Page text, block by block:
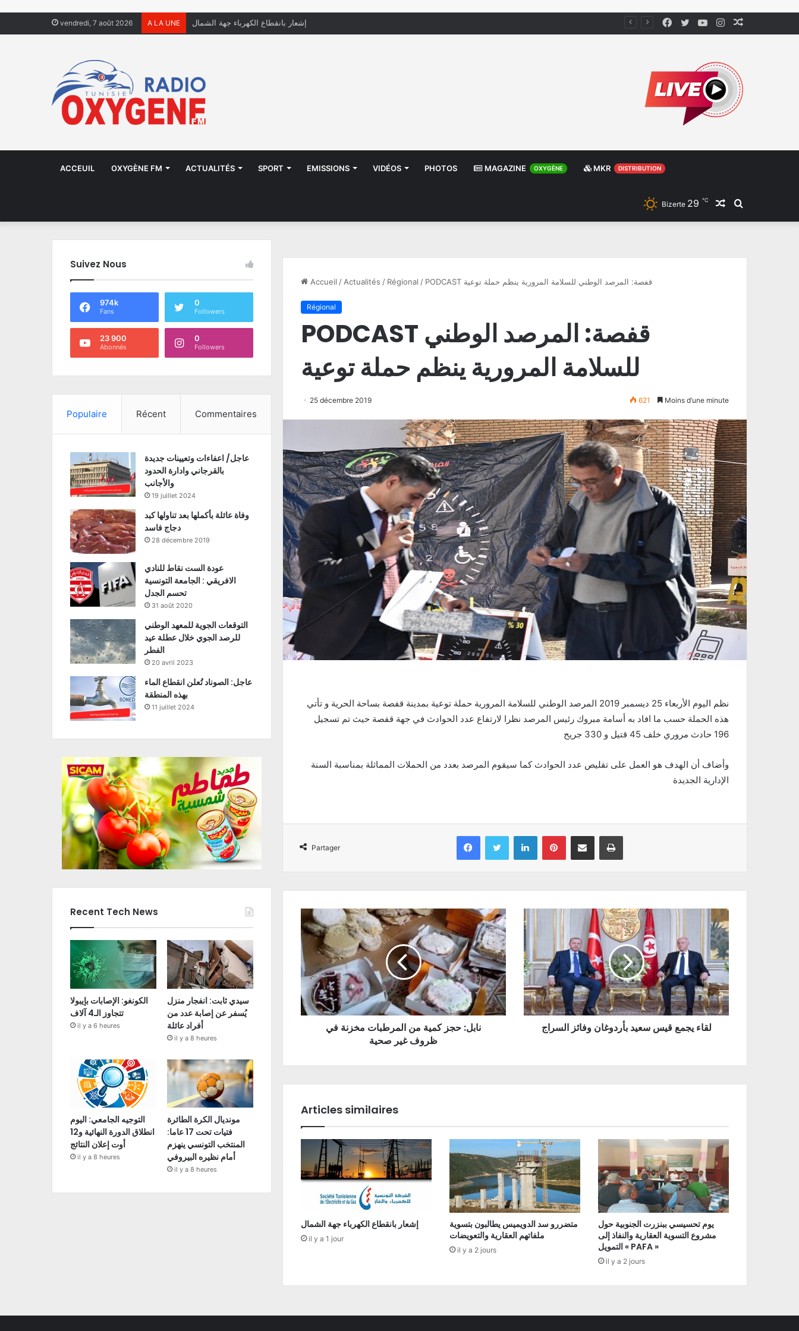
vendredi, 7 août 2026 A LA UNE منظّمة تدعو السلطات إلى التدخل بعد تداول صور أطفال يعيشون في الشوارع Instagram
YouTube
Twitter
Facebook
ACCEUIL OXYGÈNE FM ACTUALITÉS SPORT EMISSIONS VIDÉOS PHOTOS MAGAZINE OXYGÈNE MKR DISTRIBUTION
Rechercher
Article
Bizerte 29 ℃
Accueil / Actualités / Régional / PODCAST قفصة: المرصد الوطني للسلامة المرورية ينظم حملة توعية
Régional
PODCAST قفصة: المرصد الوطني
للسلامة المرورية ينظم حملة توعية
25 décembre 2019 621 Moins d’une minute
هذه الحملة حسب ما افاد به أسامة مبروك رئيس المرصد نظرا لارتفاع عدد الحوادث في جهة قفصة حيث تم تسجيل
196 حادث مروري خلف 45 قتيل و 330 جريح
وأضاف أن الهدف هو العمل على تقليص عدد الحوادث كما سيقوم المرصد بعدد من الحملات المماثلة بمناسبة السنة
الإدارية الجديدة
Partager
Facebook Twitter Linkedin Pinterest Partager par email Imprimer
نابل: حجز كمية من المرطبات مخزنة في
ظروف غير صحية
لقاء يجمع قيس سعيد بأردوغان وفائز السراج
Articles similaires
إشعار بانقطاع الكهرباء جهة الشمال
il y a 1 jour
متضررو سد الدويميس يطالبون بتسوية
ملفاتهم العقارية والتعويضات
il y a 2 jours
يوم تحسيسي ببنزرت الجنوبية حول
مشروع التسوية العقارية والنفاذ إلى
التمويل « PAFA »
il y a 2 jours
Suivez Nous
974k
Fans
0
Followers
23 900
Abonnés
0
Followers
Populaire Récent Commentaires
عاجل/ اعفاءات وتعيينات جديدة
بالقرجاني وادارة الحدود
والأجانب
19 juillet 2024
وفاة عائلة بأكملها بعد تناولها كبد
دجاج فاسد
28 décembre 2019
عودة الست نقاط للنادي
الافريقي : الجامعة التونسية
تحسم الجدل
31 août 2020
التوقعات الجوية للمعهد الوطني
للرصد الجوي خلال عطلة عيد
الفطر
20 avril 2023
عاجل: الصوناد تُعلن انقطاع الماء
بهذه المنطقة
11 juillet 2024
Recent Tech News
الكونغو: الإصابات بإيبولا
تتجاوز الـ4 آلاف
il y a 6 heures
سيدي ثابت: انفجار منزل
يُسفر عن إصابة عدد من
أفراد عائلة
il y a 8 heures
التوجيه الجامعي: اليوم
انطلاق الدورة النهائية و12
أوت إعلان النتائج
il y a 8 heures
مونديال الكرة الطائرة
فتيات تحت 17 عاما:
المنتخب التونسي ينهزم
أمام نظيره البيروفي
il y a 8 heures